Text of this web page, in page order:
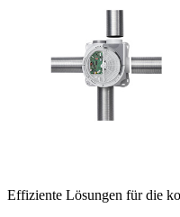
Effiziente Lösungen für die